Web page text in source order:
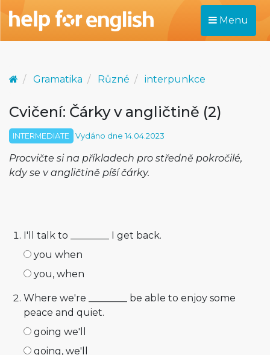
Menu
Gramatika Různé interpunkce
Cvičení: Čárky v angličtině (2)
INTERMEDIATE Vydáno dne 14.04.2023
Procvičte si na příkladech pro středně pokročilé,
kdy se v angličtině píší čárky.
I'll talk to ________ I get back.
you when
you, when
Where we're ________ be able to enjoy some
peace and quiet.
going we'll
going, we'll